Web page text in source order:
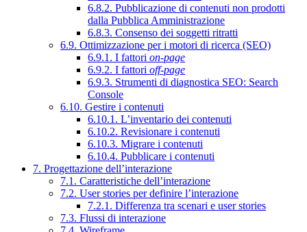
6.8.2. Pubblicazione di contenuti non prodotti
dalla Pubblica Amministrazione
6.8.3. Consenso dei soggetti ritratti
6.9. Ottimizzazione per i motori di ricerca (SEO)
6.9.1. I fattori on-page
6.9.2. I fattori off-page
6.9.3. Strumenti di diagnostica SEO: Search
Console
6.10. Gestire i contenuti
6.10.1. L’inventario dei contenuti
6.10.2. Revisionare i contenuti
6.10.3. Migrare i contenuti
6.10.4. Pubblicare i contenuti
7. Progettazione dell’interazione
7.1. Caratteristiche dell’interazione
7.2. User stories per definire l’interazione
7.2.1. Differenza tra scenari e user stories
7.3. Flussi di interazione